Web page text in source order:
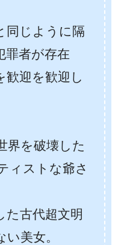
同じように隔
罪者が存在
歓迎を歓迎し
界を破壊した
ィストな爺さ
た古代超文明
美女。